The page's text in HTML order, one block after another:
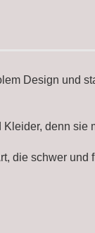
Design und
denn sie
die schwer und